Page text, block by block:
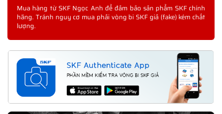
Mua hàng từ SKF Ngọc Anh để đảm bảo sản phẩm SKF chính
hãng. Tránh nguy cơ mua phải vòng bi SKF giả (fake) kém chất
lượng.